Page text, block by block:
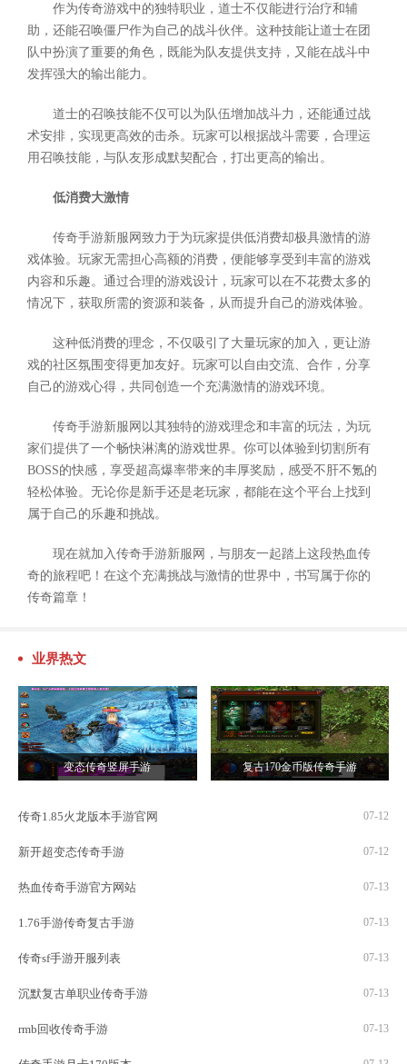
作为传奇游戏中的独特职业，道士不仅能进行治疗和辅
助，还能召唤僵尸作为自己的战斗伙伴。这种技能让道士在团
队中扮演了重要的角色，既能为队友提供支持，又能在战斗中
发挥强大的输出能力。
道士的召唤技能不仅可以为队伍增加战斗力，还能通过战
术安排，实现更高效的击杀。玩家可以根据战斗需要，合理运
用召唤技能，与队友形成默契配合，打出更高的输出。
低消费大激情
传奇手游新服网致力于为玩家提供低消费却极具激情的游
戏体验。玩家无需担心高额的消费，便能够享受到丰富的游戏
内容和乐趣。通过合理的游戏设计，玩家可以在不花费太多的
情况下，获取所需的资源和装备，从而提升自己的游戏体验。
这种低消费的理念，不仅吸引了大量玩家的加入，更让游
戏的社区氛围变得更加友好。玩家可以自由交流、合作，分享
自己的游戏心得，共同创造一个充满激情的游戏环境。
传奇手游新服网以其独特的游戏理念和丰富的玩法，为玩
家们提供了一个畅快淋漓的游戏世界。你可以体验到切割所有
BOSS的快感，享受超高爆率带来的丰厚奖励，感受不肝不氪的
轻松体验。无论你是新手还是老玩家，都能在这个平台上找到
属于自己的乐趣和挑战。
现在就加入传奇手游新服网，与朋友一起踏上这段热血传
奇的旅程吧！在这个充满挑战与激情的世界中，书写属于你的
传奇篇章！
业界热文
变态传奇竖屏手游 复古170金币版传奇手游
传奇1.85火龙版本手游官网 07-12
新开超变态传奇手游 07-12
热血传奇手游官方网站 07-13
1.76手游传奇复古手游 07-13
传奇sf手游开服列表 07-13
沉默复古单职业传奇手游 07-13
rmb回收传奇手游 07-13